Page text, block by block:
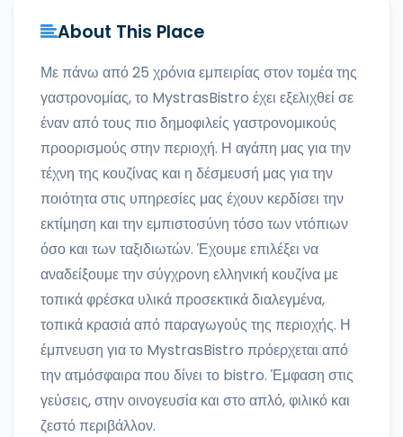
About This Place
Με πάνω από 25 χρόνια εμπειρίας στον τομέα της
γαστρονομίας, το MystrasBistro έχει εξελιχθεί σε
έναν από τους πιο δημοφιλείς γαστρονομικούς
προορισμούς στην περιοχή. Η αγάπη μας για την
τέχνη της κουζίνας και η δέσμευσή μας για την
ποιότητα στις υπηρεσίες μας έχουν κερδίσει την
εκτίμηση και την εμπιστοσύνη τόσο των ντόπιων
όσο και των ταξιδιωτών. Έχουμε επιλέξει να
αναδείξουμε την σύγχρονη ελληνική κουζίνα με
τοπικά φρέσκα υλικά προσεκτικά διαλεγμένα,
τοπικά κρασιά από παραγωγούς της περιοχής. Η
έμπνευση για το MystrasBistro πρόερχεται από
την ατμόσφαιρα που δίνει το bistro. Έμφαση στις
γεύσεις, στην οινογευσία και στο απλό, φιλικό και
ζεστό περιβάλλον.